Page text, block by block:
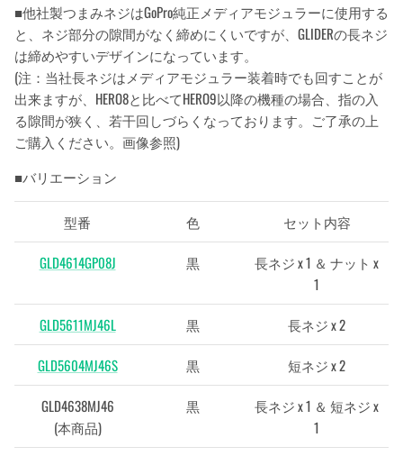
■他社製つまみネジはGoPro純正メディアモジュラーに使用する
と、ネジ部分の隙間がなく締めにくいですが、GLIDERの長ネジ
は締めやすいデザインになっています。
(注：当社長ネジはメディアモジュラー装着時でも回すことが
出来ますが、 HERO8と比べてHERO9以降の機種の場合、指の入
る隙間が狭く、若干回しづらくなっております。ご了承の上
ご購入ください。画像参照)
■バリエーション
型番 色 セット内容
GLD4614GP08J 黒
長ネジ x 1 ＆ ナット x
1
GLD5611MJ46L 黒 長ネジ x 2
GLD5604MJ46S 黒 短ネジ x 2
GLD4638MJ46
(本商品)
黒
長ネジ x 1 ＆ 短ネジ x
1